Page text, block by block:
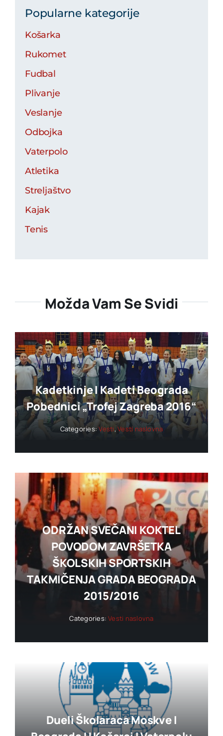
Popularne kategorije
Košarka
Rukomet
Fudbal
Plivanje
Veslanje
Odbojka
Vaterpolo
Atletika
Streljaštvo
Kajak
Tenis
Možda Vam Se Svidi
Kadetkinje I Kadeti Beograda
Pobednici „trofej Zagreba 2016“
Categories:Vesti,Vesti naslovna
ODRŽAN SVEČANI KOKTEL
POVODOM ZAVRŠETKA
ŠKOLSKIH SPORTSKIH
TAKMIČENJA GRADA BEOGRADA
2015/2016
Categories:Vesti naslovna
Dueli Školaraca Moskve I